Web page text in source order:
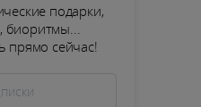
подарки,
биоритмы...
прямо сейчас!